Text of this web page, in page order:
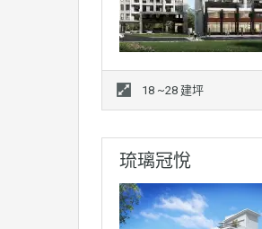
18 ~28 建坪
琉璃冠悅